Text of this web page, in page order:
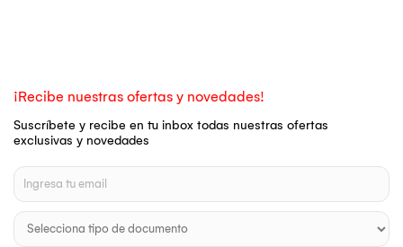
¡Recibe nuestras ofertas y novedades!
Suscríbete y recibe en tu inbox todas nuestras ofertas
exclusivas y novedades